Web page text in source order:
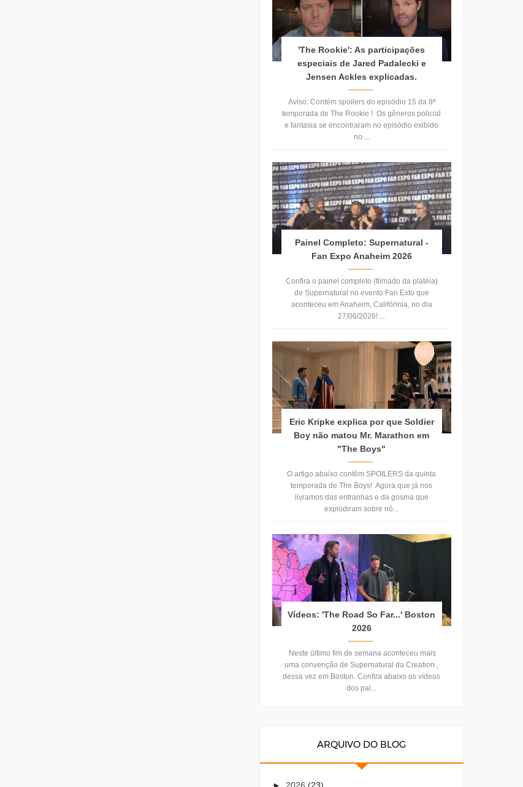
'The Rookie': As participações
especiais de Jared Padalecki e
Jensen Ackles explicadas.
Aviso: Contém spoilers do episódio 15 da 8ª
temporada de The Rookie ! Os gêneros policial
e fantasia se encontraram no episódio exibido
no ...
Painel Completo: Supernatural -
Fan Expo Anaheim 2026
Confira o painel completo (filmado da platéia)
de Supernatural no evento Fan Exto que
aconteceu em Anaheim, Califórinia, no dia
27/06/2026! ...
Eric Kripke explica por que Soldier
Boy não matou Mr. Marathon em
"The Boys"
O artigo abaixo contêm SPOILERS da quinta
temporada de The Boys! Agora que já nos
livramos das entranhas e da gosma que
explodiram sobre nó...
Vídeos: 'The Road So Far...' Boston
2026
Neste último fim de semana aconteceu mais
uma convenção de Supernatural da Creation ,
dessa vez em Boston. Confira abaixo os vídeos
dos pai...
ARQUIVO DO BLOG
► 2026 (23)